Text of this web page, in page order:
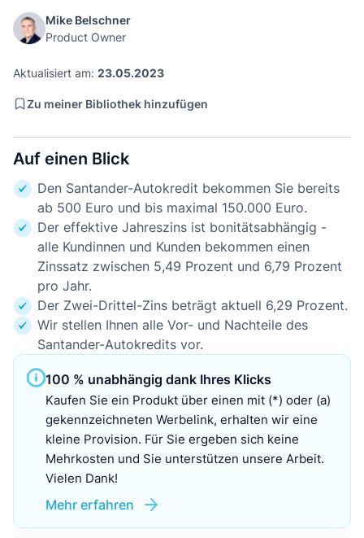
Mike Belschner
Product Owner
Aktualisiert am: 23.05.2023
Zu meiner Bibliothek hinzufügen
Auf einen Blick
Den Santander-Autokredit bekommen Sie bereits
ab 500 Euro und bis maximal 150.000 Euro.
Der effektive Jahreszins ist bonitätsabhängig -
alle Kundinnen und Kunden bekommen einen
Zinssatz zwischen 5,49 Prozent und 6,79 Prozent
pro Jahr.
Der Zwei-Drittel-Zins beträgt aktuell 6,29 Prozent.
Wir stellen Ihnen alle Vor- und Nachteile des
Santander-Autokredits vor.
100 % unabhängig dank Ihres Klicks
Kaufen Sie ein Produkt über einen mit (*) oder (a)
gekennzeichneten Werbelink, erhalten wir eine
kleine Provision. Für Sie ergeben sich keine
Mehrkosten und Sie unterstützen unsere Arbeit.
Vielen Dank!
Mehr erfahren